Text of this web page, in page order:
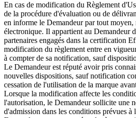
En cas de modification du Règlement
de la procédure d'évaluation ou de
en informe le Demandeur par tout
électronique. Il appartient au Demandeur
partenaires engagés dans la certification
modification du règlement entre en
à compter de sa notification, sauf
Le Demandeur est réputé avoir pris
nouvelles dispositions, sauf notification
cessation de l'utilisation de la marque
Lorsque la modification affecte les
l'autorisation, le Demandeur sollicite une
d'admission dans les conditions prévues